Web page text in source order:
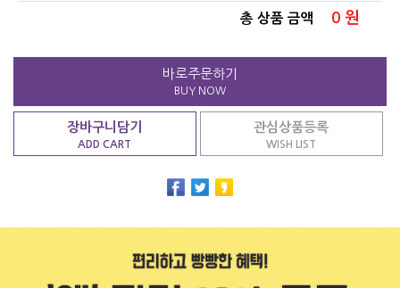
총 상품 금액 0 원
바로주문하기
BUY NOW
장바구니담기
ADD CART
관심상품등록
WISH LIST